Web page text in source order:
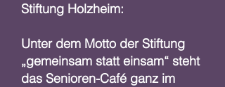
Stiftung Holzheim:
Unter dem Motto der Stiftung
„gemeinsam statt einsam“ steht
das Senioren-Café ganz im